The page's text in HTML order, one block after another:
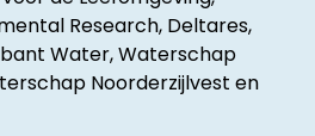
Research, Deltares,
Water, Waterschap
Noorderzijlvest en